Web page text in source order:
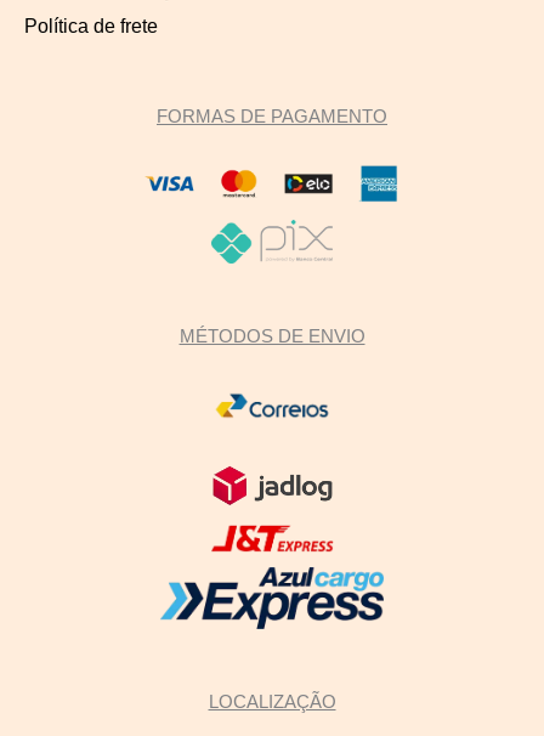
Política de frete
FORMAS DE PAGAMENTO
MÉTODOS DE ENVIO
LOCALIZAÇÃO